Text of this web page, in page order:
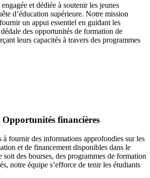
et dédiée à soutenir les jeunes
d’éducation supérieure. Notre mission
un appui essentiel en guidant les
des opportunités de formation de
leurs capacités à travers des programmes
financières
à fournir des informations approfondies sur les
et de financement disponibles dans le
soit des bourses, des programmes de formation
notre équipe s’efforce de tenir les étudiants